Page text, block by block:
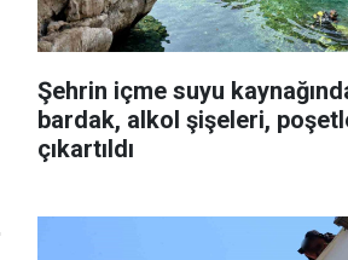
Şehrin içme suyu
bardak, alkol şişeleri,
çıkartıldı